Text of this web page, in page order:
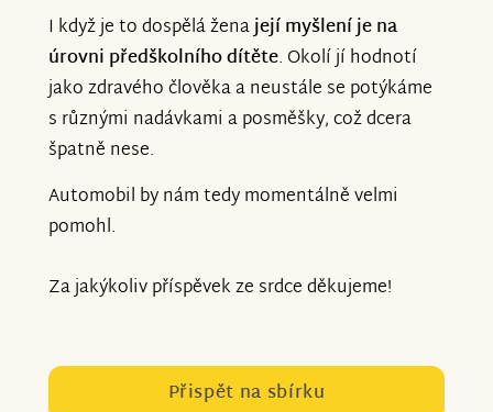
I když je to dospělá ženajejí myšlení je na
úrovni předškolního dítěte. Okolí jí hodnotí
jako zdravého člověka a neustále se potýkáme
s různými nadávkami a posměšky, což dcera
špatně nese.
Automobil by nám tedy momentálně velmi
pomohl.
Za jakýkoliv příspěvek ze srdce děkujeme!
Přispět na sbírku